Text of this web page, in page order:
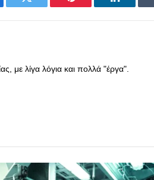
Twitter Pinterest LinkedIn
με λίγα λόγια και πολλά "έργα".